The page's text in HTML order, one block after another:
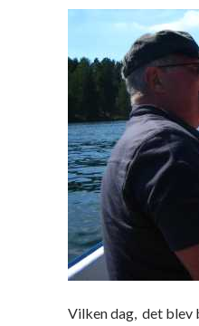
Vilken dag, det blev